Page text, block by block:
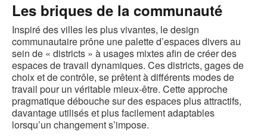
Les briques de la communauté
Inspiré des villes les plus vivantes, le design
communautaire prône une palette d’espaces divers au
sein de « districts » à usages mixtes afin de créer des
espaces de travail dynamiques. Ces districts, gages de
choix et de contrôle, se prêtent à différents modes de
travail pour un véritable mieux-être. Cette approche
pragmatique débouche sur des espaces plus attractifs,
davantage utilisés et plus facilement adaptables
lorsqu’un changement s’impose.